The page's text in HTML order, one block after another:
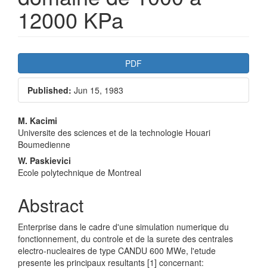
12000 KPa
Article
Sidebar
PDF
Published: Jun 15, 1983
Main
Article
Content
M. Kacimi
Universite des sciences et de la technologie Houari
Boumedienne
W. Paskievici
Ecole polytechnique de Montreal
Abstract
Enterprise dans le cadre d'une simulation numerique du
fonctionnement, du controle et de la surete des centrales
electro-nucleaires de type CANDU 600 MWe, l'etude
presente les principaux resultants [1] concernant: